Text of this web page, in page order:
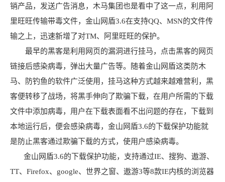
销产品，发送广告消息，木马集团也是看中了这一点，利用阿
里旺旺传输带毒文件，金山网盾3.6在支持QQ、MSN的文件传
输之上，迅速新增了对TM、阿里旺旺的保护。
最早的黑客是利用网页的漏洞进行挂马，点击黑客的网页
链接后感染病毒，弹出大量广告等。随着金山网盾这类防木
马、防钓鱼的软件广泛使用，挂马这种方式越来越难营利，黑
客便转移了战场，将黑手伸向了欺骗下载，在用户所需的下载
文件中添加病毒，用户在下载表面看不出问题的存在，下载到
本地运行后，便会感染病毒，金山网盾3.6的下载保护功能就
是防止黑客通过欺骗下载的方式，使用户感染病毒。
金山网盾3.6的下载保护功能，支持通过IE、搜狗、遨游、
TT、Firefox、google、世界之窗、遨游3等8款IE内核的浏览器